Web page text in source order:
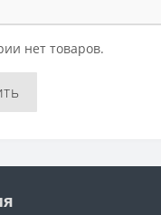
нет товаров.